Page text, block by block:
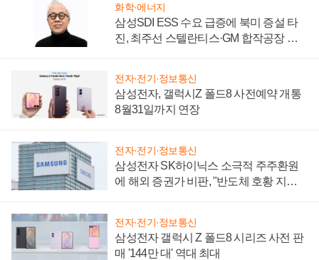
화학·에너지
삼성SDI ESS 수요 급증에 북미 증설 타
진, 최주선 스텔란티스·GM 합작공장 건
전자·전기·정보통신
삼성전자, 갤럭시Z 폴드8 사전예약 개통
8월31일까지 연장
전자·전기·정보통신
삼성전자 SK하이닉스 소극적 주주환원
에 해외 증권가 비판, "반도체 호황 지속
전자·전기·정보통신
삼성전자 갤럭시 Z 폴드8 시리즈 사전 판
매 '144만 대' 역대 최대